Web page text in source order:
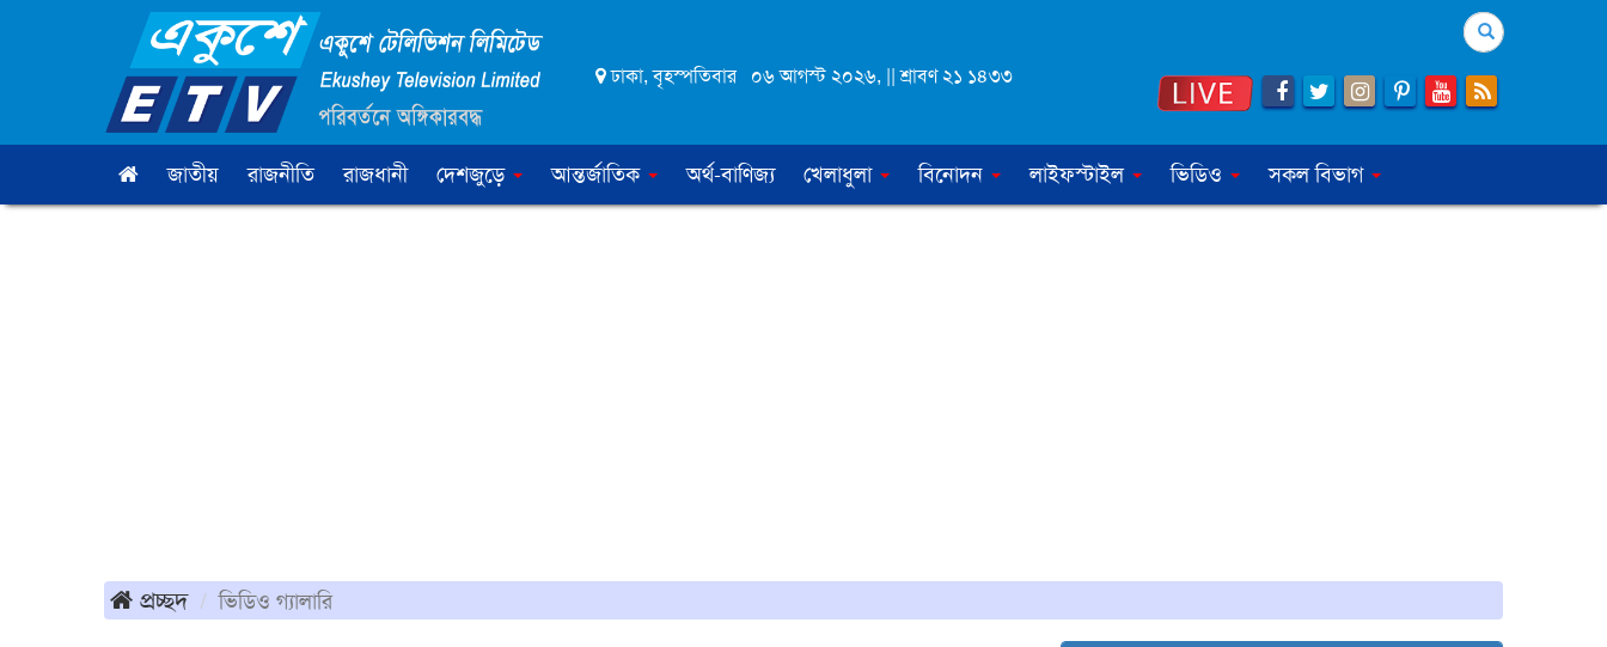
ঢাকা, বৃহস্পতিবার ০৬ আগস্ট ২০২৬, || শ্রাবণ ২১ ১৪৩৩
Search
জাতীয় রাজনীতি রাজধানী দেশজুড়ে আন্তর্জাতিক অর্থ-বাণিজ্য খেলাধুলা বিনোদন লাইফস্টাইল ভিডিও সকল বিভাগ
প্রচ্ছদ ভিডিও গ্যালারি